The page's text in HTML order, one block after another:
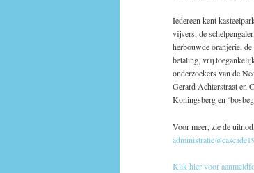
Iedereen kent
vijvers, de
herbouwde oranjerie,
betaling, vrij
onderzoekers van de
Gerard Achterstraat en
Koningsberg en
Voor meer, zie de
Klik hier voor